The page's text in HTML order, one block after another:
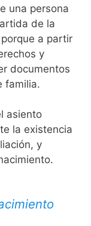
una persona
de la
a partir
y
documentos
familia.
asiento
la existencia
y